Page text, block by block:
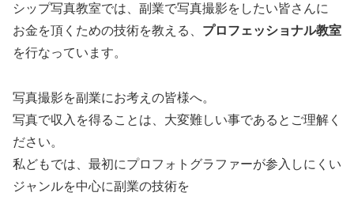
シップ写真教室では、副業で写真撮影をしたい皆さんに
お金を頂くための技術を教える、 プロフェッショナル教室
を行なっています。
写真撮影を副業にお考えの皆様へ。
写真で収入を得ることは、大変難しい事であるとご理解く
ださい。
私どもでは、最初にプロフォトグラファーが参入しにくい
ジャンルを中心に副業の技術を